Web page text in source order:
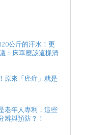
公斤的汗水！更
：床單應該這樣清
原來「癌症」就是
老年人專利，這些
辨與預防？！